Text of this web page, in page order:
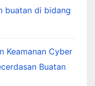
buatan di bidang
Keamanan Cyber
Buatan